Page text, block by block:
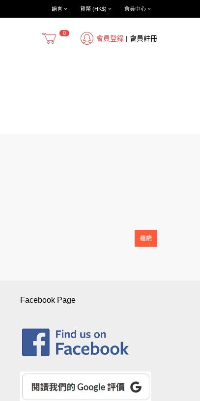
會員中心
貨幣 (HK$)
語言
會員登錄 | 會員註冊
0
繼續
Facebook Page